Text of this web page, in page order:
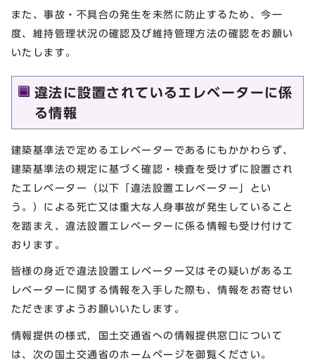
また、事故・不具合の発生を未然に防止するため、今一
度、維持管理状況の確認及び維持管理方法の確認をお願い
いたします。
違法に設置されているエレベーターに係
る情報
建築基準法で定めるエレベーターであるにもかかわらず、
建築基準法の規定に基づく確認・検査を受けずに設置され
たエレベーター（以下「違法設置エレベーター」とい
う。）による死亡又は重大な人身事故が発生していること
を踏まえ、違法設置エレベーターに係る情報も受け付けて
おります。
皆様の身近で違法設置エレベーター又はその疑いがあるエ
レベーターに関する情報を入手した際も、情報をお寄せい
ただきますようお願いいたします。
情報提供の様式，国土交通省への情報提供窓口について
は、次の国土交通省のホームページを御覧ください。